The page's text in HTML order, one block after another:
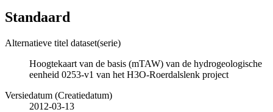
Standaard
Alternatieve titel dataset(serie)
Hoogtekaart van de basis (mTAW) van de hydrogeologische
eenheid 0253-v1 van het H3O-Roerdalslenk project
Versiedatum (Creatiedatum)
2012-03-13